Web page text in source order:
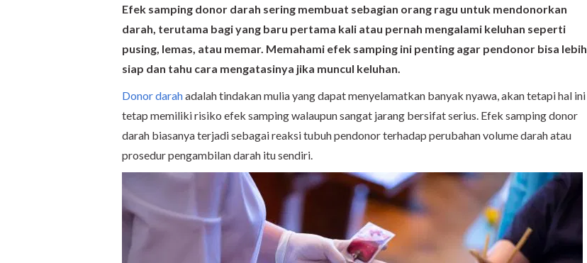
Efek samping donor darah sering membuat sebagian orang ragu untuk mendonorkan
darah, terutama bagi yang baru pertama kali atau pernah mengalami keluhan seperti
pusing, lemas, atau memar. Memahami efek samping ini penting agar pendonor bisa lebih
siap dan tahu cara mengatasinya jika muncul keluhan.
Donor darahadalah tindakan mulia yang dapat menyelamatkan banyak nyawa, akan tetapi hal ini
tetap memiliki risiko efek samping walaupun sangat jarang bersifat serius. Efek samping donor
darah biasanya terjadi sebagai reaksi tubuh pendonor terhadap perubahan volume darah atau
prosedur pengambilan darah itu sendiri.